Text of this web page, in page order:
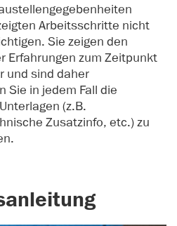
Arbeitsschritte nicht
Sie zeigen den
Erfahrungen zum Zeitpunkt
und sind daher
Sie in jedem Fall die
(z.B.
Zusatzinfo, etc.) zu